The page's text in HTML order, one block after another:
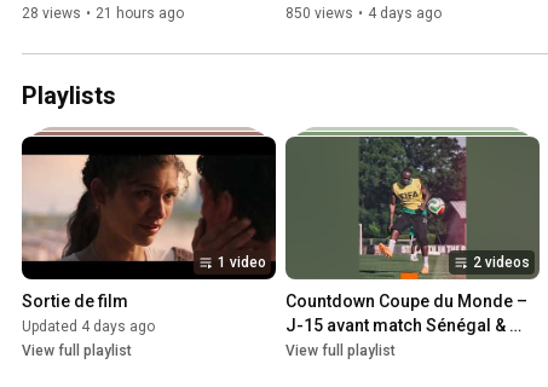
28 views • 21 hours ago 850 views • 4 days ago
Playlists
1 video
Sortie de film
Updated 4 days ago
View full playlist
2 videos
Countdown Coupe du Monde –
J-15 avant match Sénégal &
France
View full playlist